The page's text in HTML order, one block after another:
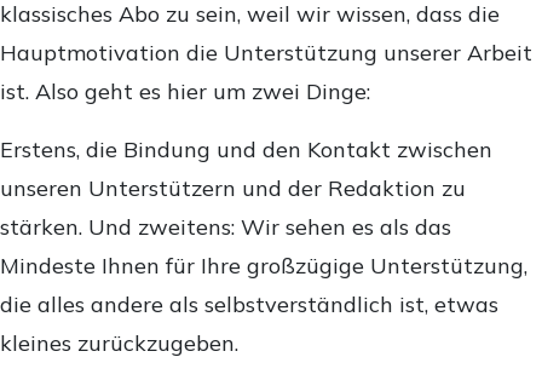
klassisches Abo zu sein, weil wir wissen, dass die
Hauptmotivation die Unterstützung unserer Arbeit
ist. Also geht es hier um zwei Dinge:
Erstens, die Bindung und den Kontakt zwischen
unseren Unterstützern und der Redaktion zu
stärken. Und zweitens: Wir sehen es als das
Mindeste Ihnen für Ihre großzügige Unterstützung,
die alles andere als selbstverständlich ist, etwas
kleines zurückzugeben.